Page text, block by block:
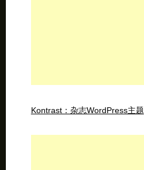
Kontrast：杂志WordPress主题